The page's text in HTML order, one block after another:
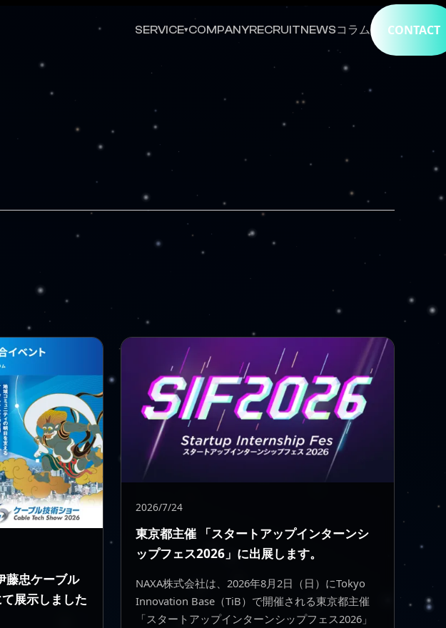
SERVICE▾COMPANYRECRUITNEWSコラム CONTACT
藤忠ケーブル
展示しました
2026/7/24
東京都主催 「スタートアップインターンシ
ップフェス2026」に出展します。
NAXA株式会社は、2026年8月2日（日）にTokyo
Innovation Base（TiB）で開催される東京都主催
「スタートアップインターンシップフェス2026」